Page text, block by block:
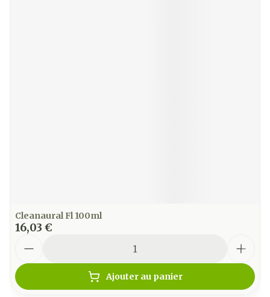
Cleanaural Fl 100ml
16,03 €
Ajouter au panier